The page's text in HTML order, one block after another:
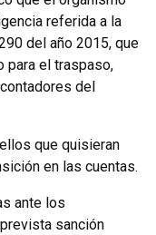
referida a la
del año 2015, que
para el traspaso,
del
que quisieran
en las cuentas.
ante los
sanción